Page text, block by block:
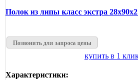
Полок из липы класс экстра
Позвонить для запроса цены
купить в 1
Характеристики: